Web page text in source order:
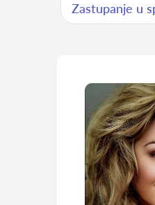
Zastupanje u